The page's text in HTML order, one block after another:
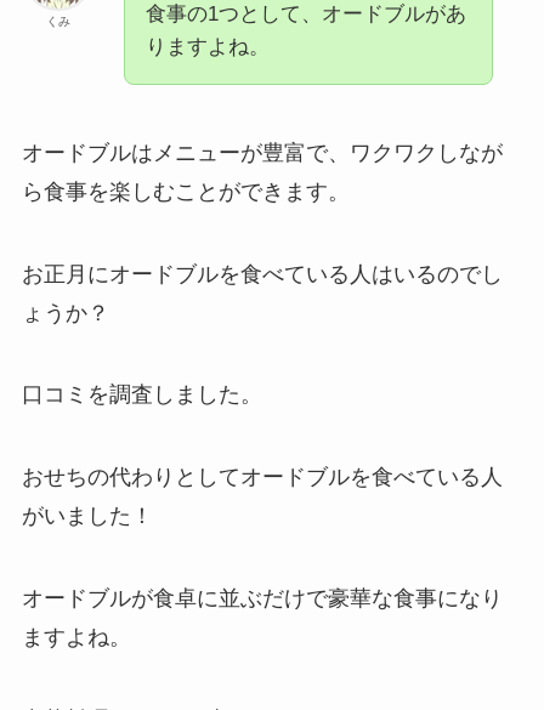
くみ
食事の1つとして、オードブルがあ
りますよね。
オードブルはメニューが豊富で、ワクワクしなが
ら食事を楽しむことができます。
お正月にオードブルを食べている人はいるのでし
ょうか？
口コミを調査しました。
おせちの代わりとしてオードブルを食べている人
がいました！
オードブルが食卓に並ぶだけで豪華な食事になり
ますよね。